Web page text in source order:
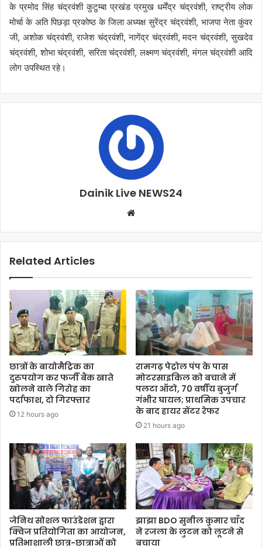
के प्रमोद सिंह चंद्रवंशी कुटुम्बा प्रखंड प्रमुख धर्मेंद्र चंद्रवंशी, राष्ट्रीय लोक
मोर्चा के अति पिछड़ा प्रकोष्ठ के जिला अध्यक्ष सुरेंद्र चंद्रवंशी, भाजपा नेता कुंवर
जी, अशोक चंद्रवंशी, राजेश चंद्रवंशी, नागेंद्र चंद्रवंशी, मदन चंद्रवंशी, सुखदेव
चंद्रवंशी, शोभा चंद्रवंशी, सरिता चंद्रवंशी, लक्ष्मण चंद्रवंशी, मंगल चंद्रवंशी आदि
लोग उपस्थित रहे।
Dainik Live NEWS24
Related Articles
छात्रों के बायोमैट्रिक का
दुरुपयोग कर फर्जी बैंक खाते
खोलने वाले गिरोह का
पर्दाफाश, दो गिरफ्तार
12 hours ago
रामगढ़ पेट्रोल पंप के पास
मोटरसाइकिल को बचाने में
पलटा ऑटो, 70 वर्षीय बुजुर्ग
गंभीर घायल; प्राथमिक उपचार
के बाद हायर सेंटर रेफर
21 hours ago
जेनिथ सोशल फाउंडेशन द्वारा
क्विज प्रतियोगिता का आयोजन,
प्रतिभाशाली छात्र-छात्राओं को
झाझा BDO सुनील कुमार चाँद
ने रजला के लुटन को लूटने से
बचाया